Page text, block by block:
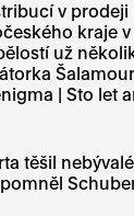
v
kraje v
už
| Sto let
těšil